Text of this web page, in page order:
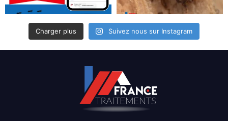
Charger plus Suivez nous sur Instagram